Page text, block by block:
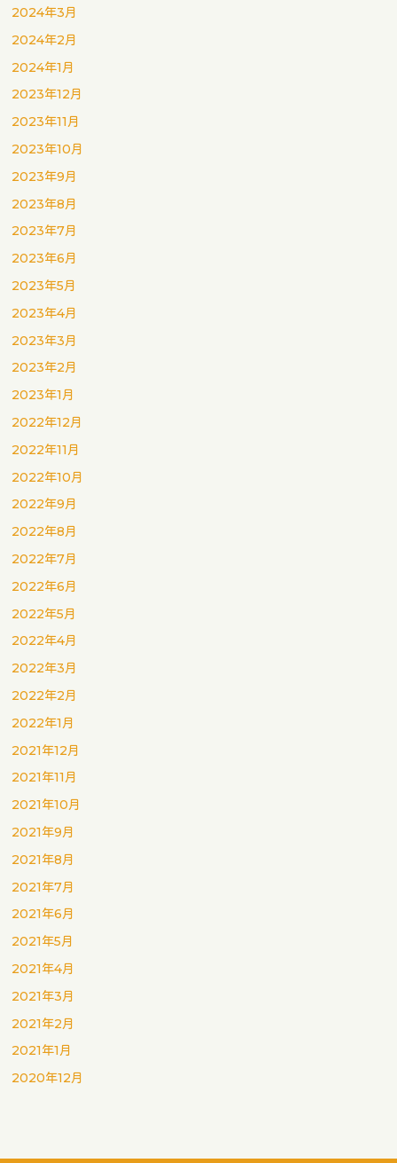
2024年3月
2024年2月
2024年1月
2023年12月
2023年11月
2023年10月
2023年9月
2023年8月
2023年7月
2023年6月
2023年5月
2023年4月
2023年3月
2023年2月
2023年1月
2022年12月
2022年11月
2022年10月
2022年9月
2022年8月
2022年7月
2022年6月
2022年5月
2022年4月
2022年3月
2022年2月
2022年1月
2021年12月
2021年11月
2021年10月
2021年9月
2021年8月
2021年7月
2021年6月
2021年5月
2021年4月
2021年3月
2021年2月
2021年1月
2020年12月